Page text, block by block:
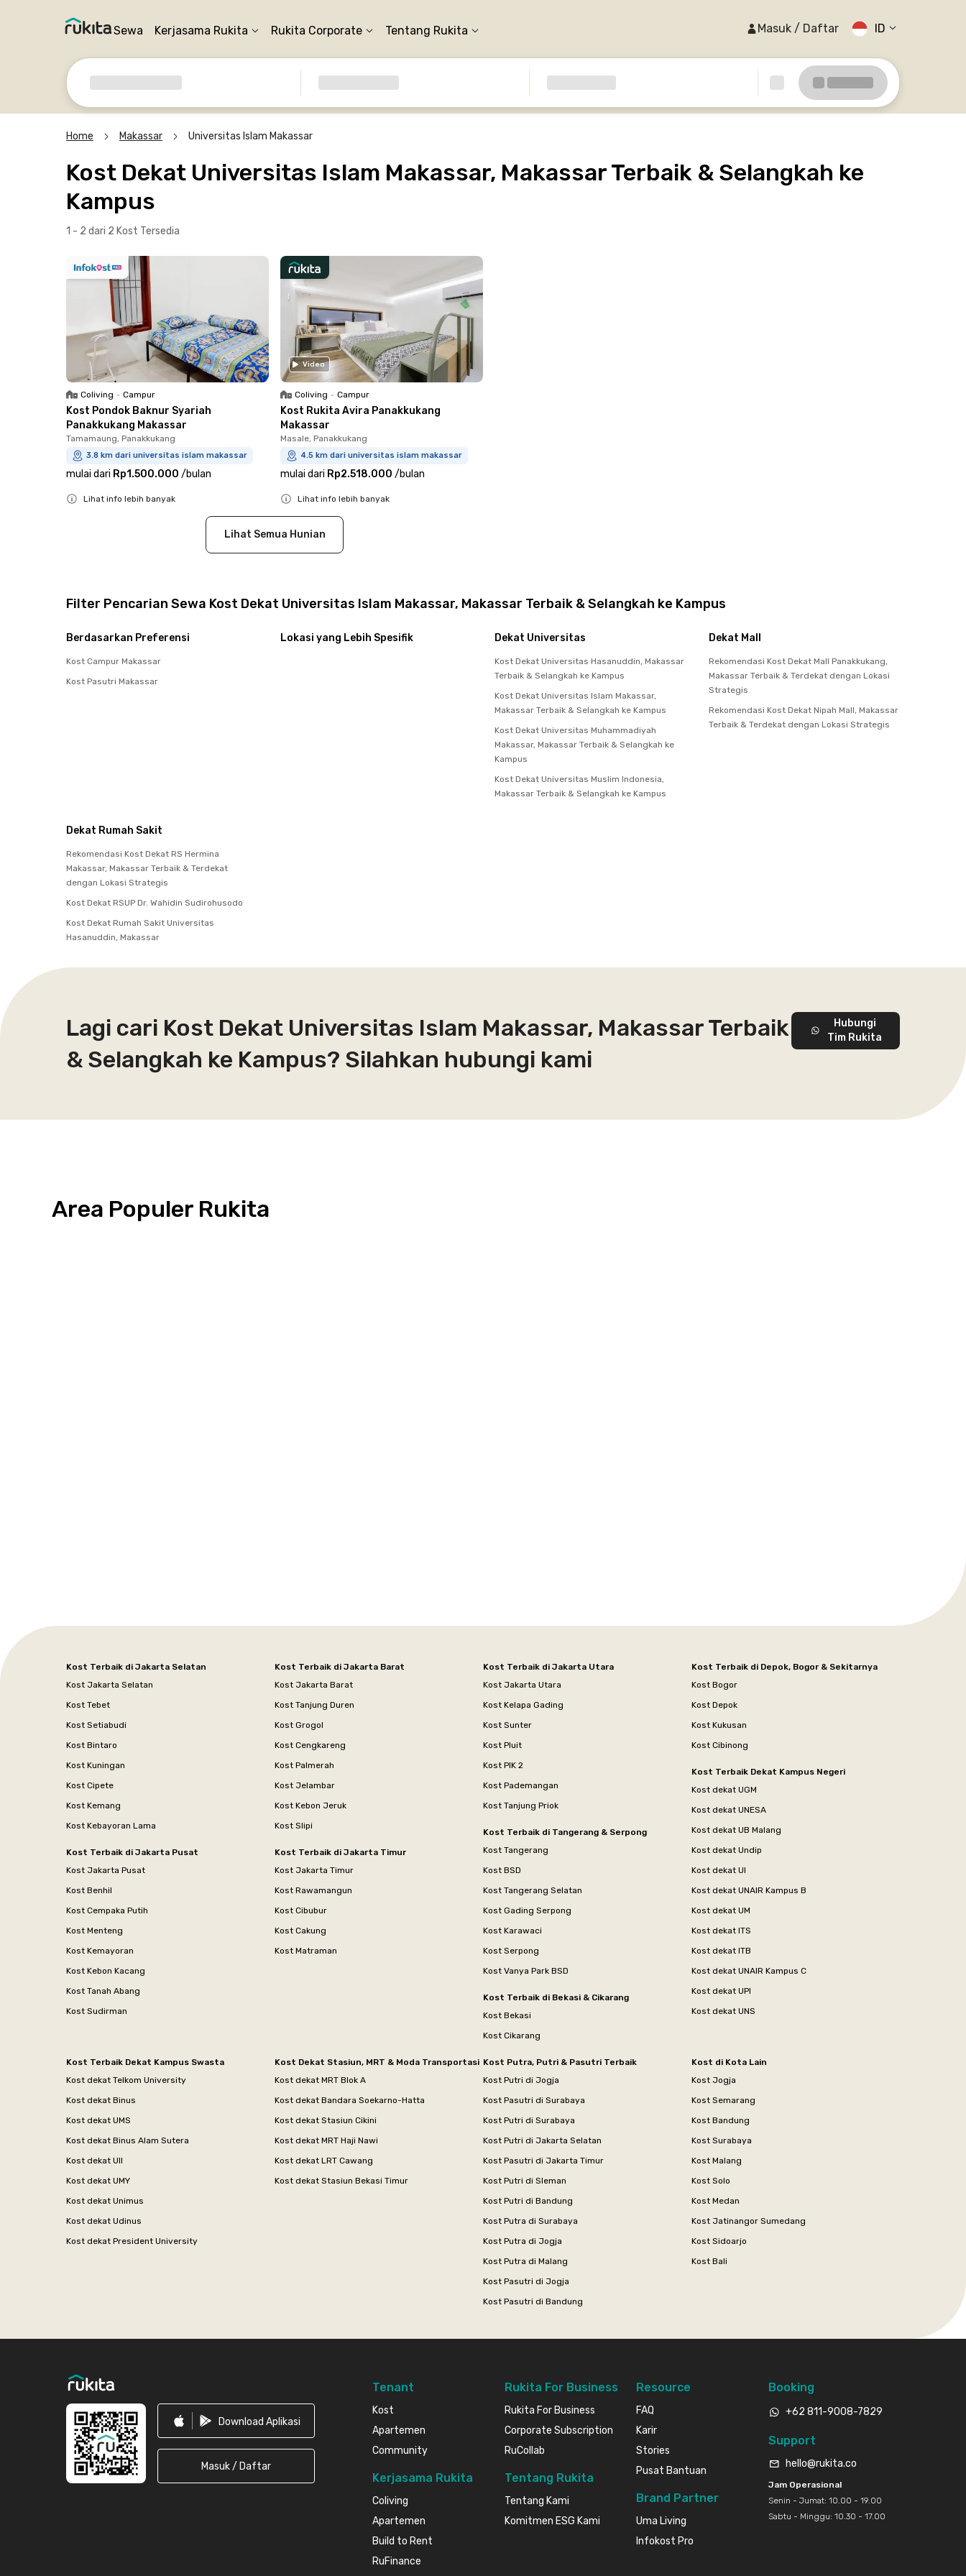
Sewa Kerjasama Rukita Rukita Corporate Tentang Rukita Masuk / Daftar ID
Home Makassar Universitas Islam Makassar
Kost Dekat Universitas Islam Makassar, Makassar Terbaik & Selangkah ke
Kampus
1 - 2 dari 2 Kost Tersedia
Coliving • Campur
Kost Pondok Baknur Syariah
Panakkukang Makassar
Tamamaung, Panakkukang
3.8 km dari universitas islam makassar
mulai dari Rp1.500.000 /bulan
Lihat info lebih banyak
Video
Coliving • Campur
Kost Rukita Avira Panakkukang
Makassar
Masale, Panakkukang
4.5 km dari universitas islam makassar
mulai dari Rp2.518.000 /bulan
Close
Lihat info lebih banyak
Lihat Semua Hunian
Filter Pencarian Sewa Kost Dekat Universitas Islam Makassar, Makassar Terbaik & Selangkah ke Kampus
Berdasarkan Preferensi
Kost Campur Makassar
Kost Pasutri Makassar
Lokasi yang Lebih Spesifik Dekat Universitas
Kost Dekat Universitas Hasanuddin, Makassar
Terbaik & Selangkah ke Kampus
Kost Dekat Universitas Islam Makassar,
Makassar Terbaik & Selangkah ke Kampus
Kost Dekat Universitas Muhammadiyah
Makassar, Makassar Terbaik & Selangkah ke
Kampus
Kost Dekat Universitas Muslim Indonesia,
Makassar Terbaik & Selangkah ke Kampus
Dekat Mall
Rekomendasi Kost Dekat Mall Panakkukang,
Makassar Terbaik & Terdekat dengan Lokasi
Strategis
Rekomendasi Kost Dekat Nipah Mall, Makassar
Terbaik & Terdekat dengan Lokasi Strategis
Dekat Rumah Sakit
Rekomendasi Kost Dekat RS Hermina
Makassar, Makassar Terbaik & Terdekat
dengan Lokasi Strategis
Kost Dekat RSUP Dr. Wahidin Sudirohusodo
Kost Dekat Rumah Sakit Universitas
Hasanuddin, Makassar
Lagi cari Kost Dekat Universitas Islam Makassar, Makassar Terbaik
& Selangkah ke Kampus? Silahkan hubungi kami
Hubungi
Tim Rukita
Area Populer Rukita
Kost Terbaik di Jakarta Selatan
Kost Jakarta Selatan
Kost Tebet
Kost Setiabudi
Kost Bintaro
Kost Kuningan
Kost Cipete
Kost Kemang
Kost Kebayoran Lama
Kost Terbaik di Jakarta Pusat
Kost Jakarta Pusat
Kost Benhil
Kost Cempaka Putih
Kost Menteng
Kost Kemayoran
Kost Kebon Kacang
Kost Tanah Abang
Kost Sudirman
Kost Terbaik di Jakarta Barat
Kost Jakarta Barat
Kost Tanjung Duren
Kost Grogol
Kost Cengkareng
Kost Palmerah
Kost Jelambar
Kost Kebon Jeruk
Kost Slipi
Kost Terbaik di Jakarta Timur
Kost Jakarta Timur
Kost Rawamangun
Kost Cibubur
Kost Cakung
Kost Matraman
Kost Terbaik di Jakarta Utara
Kost Jakarta Utara
Kost Kelapa Gading
Kost Sunter
Kost Pluit
Kost PIK 2
Kost Pademangan
Kost Tanjung Priok
Kost Terbaik di Tangerang & Serpong
Kost Tangerang
Kost BSD
Kost Tangerang Selatan
Kost Gading Serpong
Kost Karawaci
Kost Serpong
Kost Vanya Park BSD
Kost Terbaik di Bekasi & Cikarang
Kost Bekasi
Kost Cikarang
Kost Terbaik di Depok, Bogor & Sekitarnya
Kost Bogor
Kost Depok
Kost Kukusan
Kost Cibinong
Kost Terbaik Dekat Kampus Negeri
Kost dekat UGM
Kost dekat UNESA
Kost dekat UB Malang
Kost dekat Undip
Kost dekat UI
Kost dekat UNAIR Kampus B
Kost dekat UM
Kost dekat ITS
Kost dekat ITB
Kost dekat UNAIR Kampus C
Kost dekat UPI
Kost dekat UNS
Kost Terbaik Dekat Kampus Swasta
Kost dekat Telkom University
Kost dekat Binus
Kost dekat UMS
Kost dekat Binus Alam Sutera
Kost dekat UII
Kost dekat UMY
Kost dekat Unimus
Kost dekat Udinus
Kost dekat President University
Kost Dekat Stasiun, MRT & Moda Transportasi
Kost dekat MRT Blok A
Kost dekat Bandara Soekarno-Hatta
Kost dekat Stasiun Cikini
Kost dekat MRT Haji Nawi
Kost dekat LRT Cawang
Kost dekat Stasiun Bekasi Timur
Kost Putra, Putri & Pasutri Terbaik
Kost Putri di Jogja
Kost Pasutri di Surabaya
Kost Putri di Surabaya
Kost Putri di Jakarta Selatan
Kost Pasutri di Jakarta Timur
Kost Putri di Sleman
Kost Putri di Bandung
Kost Putra di Surabaya
Kost Putra di Jogja
Kost Putra di Malang
Kost Pasutri di Jogja
Kost Pasutri di Bandung
Kost di Kota Lain
Kost Jogja
Kost Semarang
Kost Bandung
Kost Surabaya
Kost Malang
Kost Solo
Kost Medan
Kost Jatinangor Sumedang
Kost Sidoarjo
Kost Bali
Download Aplikasi
Masuk / Daftar
Tenant
Kost
Apartemen
Community
Kerjasama Rukita
Coliving
Apartemen
Build to Rent
RuFinance
Rukita For Business
Rukita For Business
Corporate Subscription
RuCollab
Tentang Rukita
Tentang Kami
Komitmen ESG Kami
Resource
FAQ
Karir
Stories
Pusat Bantuan
Brand Partner
Uma Living
Infokost Pro
Booking
+62 811-9008-7829
Support
hello@rukita.co
Jam Operasional
Senin - Jumat: 10.00 - 19.00
Sabtu - Minggu: 10.30 - 17.00